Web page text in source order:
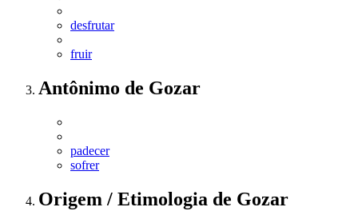
desfrutar
fruir
Antônimo de Gozar
padecer
sofrer
Origem / Etimologia de Gozar